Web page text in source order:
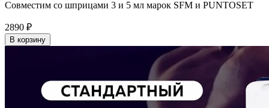
Совместим со шприцами 3 и 5 мл марок SFM и PUNTOSET
2890 ₽
В корзину